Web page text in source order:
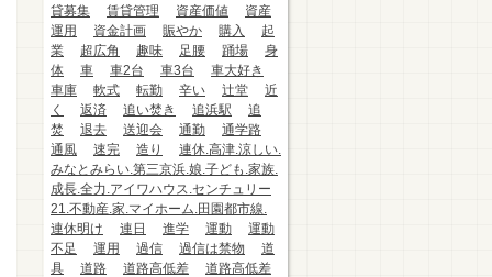
貸募集
賃貸管理 資産価値
資産
運用
資金計画 賑やか 購入
起
業
超広角 趣味 足腰 踊場
身
体
車 車2台 車3台
車大好き
車庫
軟式 転勤 辛い 辻堂
近
く
返済 追い焚き 追浜駅
追
焚
退去 送迎会 通勤
通学路
通風
速完 造り
連休.高津.涼しい.
みなとみらい.第三京浜.娘.子ども.家族.
成長.全力.アイワハウス.センチュリー
21.不動産.家.マイホーム.田園都市線.
連休明け
連日 進学 運動
運動
不足
運用 過信 過信は禁物
道
具
道路 道路高低差
道路高低差